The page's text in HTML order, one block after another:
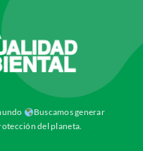
Buscamos generar
del planeta.